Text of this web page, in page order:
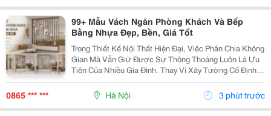
99+ Mẫu Vách Ngăn Phòng Khách Và Bếp
Bằng Nhựa Đẹp, Bền, Giá Tốt
Trong Thiết Kế Nội Thất Hiện Đại, Việc Phân Chia Không
Gian Mà Vẫn Giữ Được Sự Thông Thoáng Luôn Là Ưu
Tiên Của Nhiều Gia Đình. Thay Vì Xây Tường Cố Định,
Mẫu Vách Ngăn Phòng Khách Và Bếp Bằng Nhựa Đang
Trở Thành Lựa Chọn Được Ưa Chuộng Nhờ Tính
Thẩm...
0865 *** *** Hà Nội 3 phút trước